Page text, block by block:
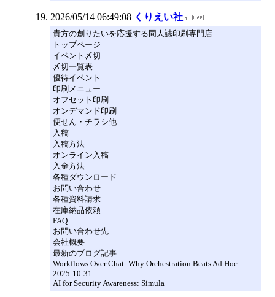
2026/05/14 06:49:08 くりえい社
貴方の創りたいを応援する同人誌印刷専門店
トップページ
イベント〆切
〆切一覧表
優待イベント
印刷メニュー
オフセット印刷
オンデマンド印刷
便せん・チラシ他
入稿
入稿方法
オンライン入稿
入金方法
各種ダウンロード
お問い合わせ
各種資料請求
在庫納品依頼
FAQ
お問い合わせ先
会社概要
最新のブログ記事
Workflows Over Chat: Why Orchestration Beats Ad Hoc -
2025-10-31
AI for Security Awareness: Simula